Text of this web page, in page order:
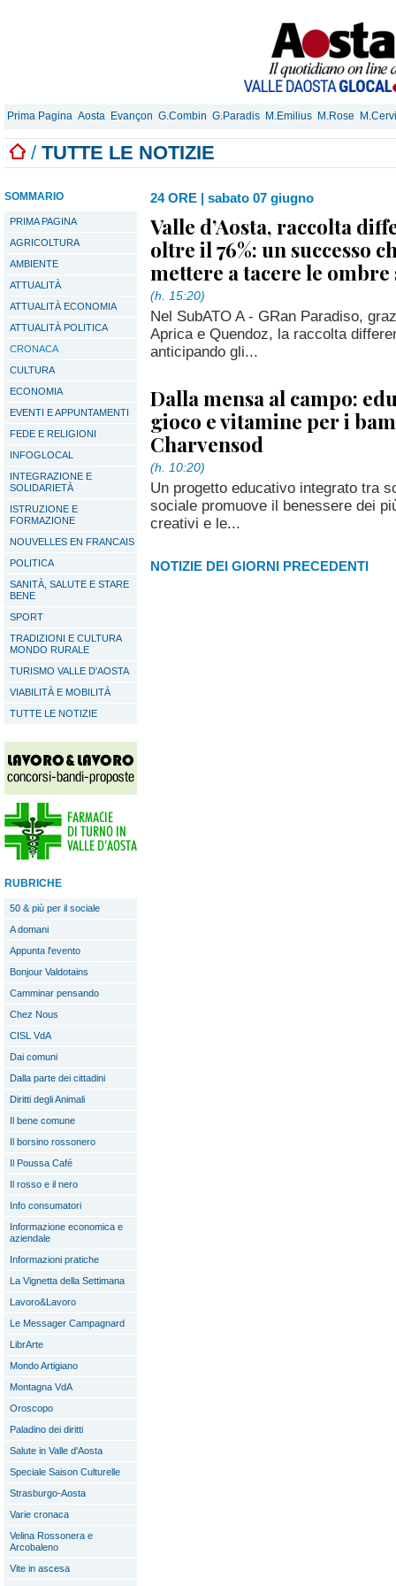
Prima Pagina Aosta Evançon G.Combin G.Paradis M.Emilius M.Rose
/ TUTTE LE NOTIZIE
SOMMARIO
PRIMA PAGINA
AGRICOLTURA
AMBIENTE
ATTUALITÀ
ATTUALITÀ ECONOMIA
ATTUALITÀ POLITICA
CRONACA
CULTURA
ECONOMIA
EVENTI E APPUNTAMENTI
FEDE E RELIGIONI
INFOGLOCAL
INTEGRAZIONE E
SOLIDARIETÀ
ISTRUZIONE E
FORMAZIONE
NOUVELLES EN FRANCAIS
POLITICA
SANITÀ, SALUTE E STARE
BENE
SPORT
TRADIZIONI E CULTURA
MONDO RURALE
TURISMO VALLE D'AOSTA
VIABILITÀ E MOBILITÀ
TUTTE LE NOTIZIE
RUBRICHE
50 & più per il sociale
A domani
Appunta l'evento
Bonjour Valdotains
Camminar pensando
Chez Nous
CISL VdA
Dai comuni
Dalla parte dei cittadini
Diritti degli Animali
Il bene comune
Il borsino rossonero
Il Poussa Café
Il rosso e il nero
Info consumatori
Informazione economica e
aziendale
Informazioni pratiche
La Vignetta della Settimana
Lavoro&Lavoro
Le Messager Campagnard
LibrArte
Mondo Artigiano
Montagna VdA
Oroscopo
Paladino dei diritti
Salute in Valle d'Aosta
Speciale Saison Culturelle
Strasburgo-Aosta
Varie cronaca
Velina Rossonera e
Arcobaleno
Vite in ascesa
24 ORE | sabato 07 giugno
Valle d’Aosta, raccolta
oltre il 76%: un successo
mettere a tacere le
(h. 15:20)
Nel SubATO A - GRan Paradiso,
Aprica e Quendoz, la raccolta
anticipando gli...
Dalla mensa al campo:
gioco e vitamine per i
Charvensod
(h. 10:20)
Un progetto educativo integrato tra
sociale promuove il benessere dei
creativi e le...
NOTIZIE DEI GIORNI PRECEDENTI